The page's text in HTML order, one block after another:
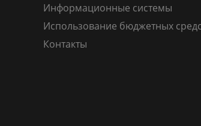
Информационные системы
Использование бюджетных
Контакты